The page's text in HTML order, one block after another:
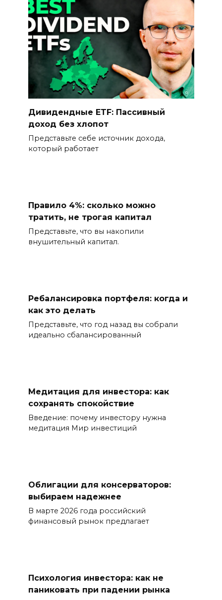
Дивидендные ETF: Пассивный
доход без хлопот
Представьте себе источник дохода,
который работает
Правило 4%: сколько можно
тратить, не трогая капитал
Представьте, что вы накопили
внушительный капитал.
Ребалансировка портфеля: когда и
как это делать
Представьте, что год назад вы собрали
идеально сбалансированный
Медитация для инвестора: как
сохранять спокойствие
Введение: почему инвестору нужна
медитация Мир инвестиций
Облигации для консерваторов:
выбираем надежнее
В марте 2026 года российский
финансовый рынок предлагает
Психология инвестора: как не
паниковать при падении рынка